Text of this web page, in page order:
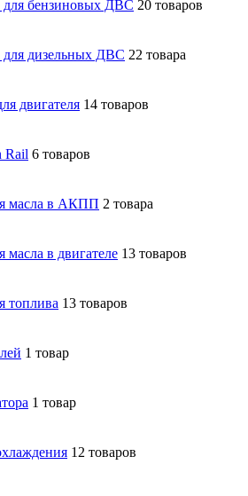
для бензиновых ДВС 20 товаров
дизельных ДВС 22 товара
двигателя 14 товаров
Rail 6 товаров
масла в АКПП 2 товара
масла в двигателе 13 товаров
топлива 13 товаров
1 товар
1 товар
12 товаров